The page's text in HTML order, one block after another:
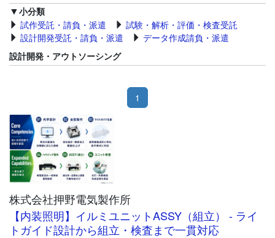
小分類
試作受託・請負・派遣
試験・解析・評価・検査受託
設計開発受託・請負・派遣
データ作成請負・派遣
設計開発・アウトソーシング
1
株式会社押野電気製作所
【内装照明】イルミユニットASSY（組立） - ライ
トガイド設計から組立・検査まで一貫対応